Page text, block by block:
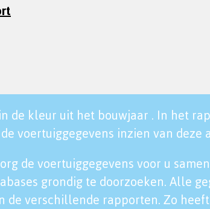
de kleur uit het bouwjaar . In het
voertuiggegevens inzien van deze
de voertuiggegevens voor u
grondig te doorzoeken. Alle
de verschillende rapporten. Zo